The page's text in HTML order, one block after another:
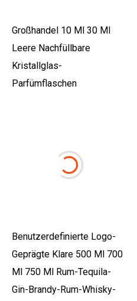
Großhandel 10 Ml 30 Ml
Leere Nachfüllbare
Kristallglas-
Parfümflaschen
Benutzerdefinierte Logo-
Geprägte Klare 500 Ml 700
Ml 750 Ml Rum-Tequila-
Gin-Brandy-Rum-Whisky-